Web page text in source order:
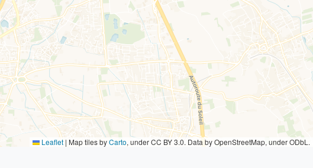
Leaflet | Map tiles byCarto, under CC BY 3.0. Data by OpenStreetMap, under ODbL.